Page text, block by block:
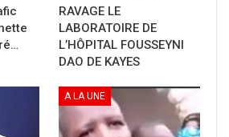
RAVAGE LE
LABORATOIRE DE
L’HÔPITAL FOUSSEYNI
DAO DE KAYES
A LA UNE